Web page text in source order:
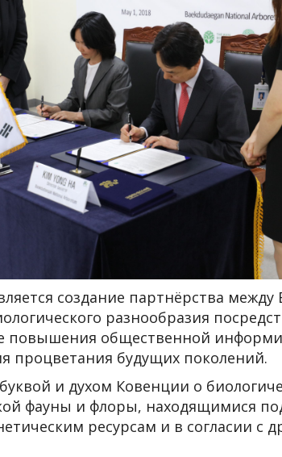
создание партнёрства
разнообразия
повышения общественной
процветания будущих поколений.
и духом Ковенции о
фауны и флоры, находящимися под
ресурсам и в согласии